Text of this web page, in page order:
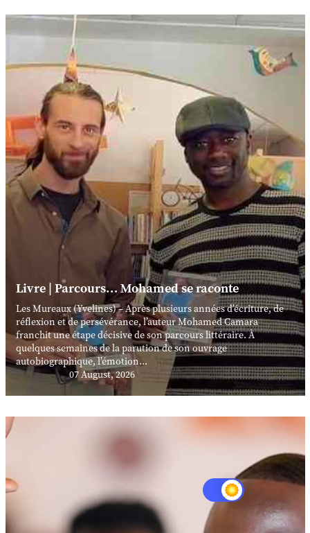
Livre | Parcours… Mohamed se raconte
Les Mureaux (Yvelines) – Après plusieurs années d’écriture, de
réflexion et de persévérance, l’auteur Mohamed Camara
franchit une étape décisive de son parcours littéraire. À
quelques semaines de la parution de son ouvrage
autobiographique, l’émotion...
07 August, 2026